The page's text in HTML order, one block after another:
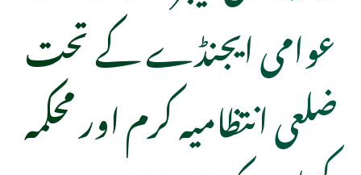
عوامی ایجنڈے کے تحت
ضلعی انتظامیہ کرم اور محکمہ